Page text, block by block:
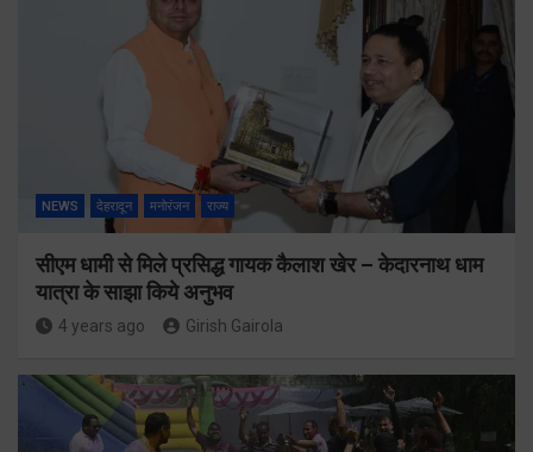
NEWS देहरादून मनोरंजन राज्य
सीएम धामी से मिले प्रसिद्ध गायक कैलाश खेर – केदारनाथ धाम
यात्रा के साझा किये अनुभव
4 years ago Girish Gairola